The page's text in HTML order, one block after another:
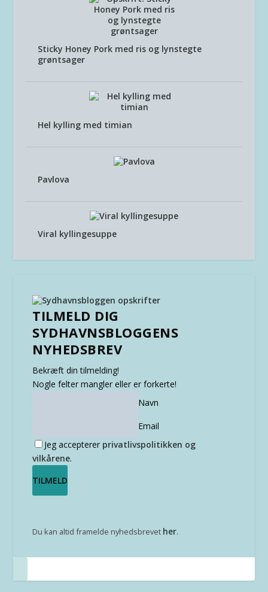
Sticky Honey Pork med ris og lynstegte
grøntsager
Hel kylling med timian
Pavlova
Viral kyllingesuppe
TILMELD DIG
SYDHAVNSBLOGGENS
NYHEDSBREV
Bekræft din tilmelding!
Nogle felter mangler eller er forkerte!
Navn
Email
Jeg accepterer privatlivspolitikken og
vilkårene.
Du kan altid framelde nyhedsbrevet her.